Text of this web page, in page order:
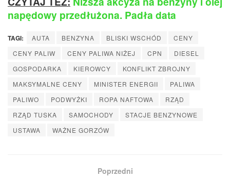
napędowy przedłużona. Padła data
TAGI: AUTA BENZYNA BLISKI WSCHÓD
CENY
CENY PALIW
CENY PALIWA NIŻEJ CPN
DIESEL
GOSPODARKA
KIEROWCY
KONFLIKT ZBROJNY
MAKSYMALNE CENY
MINISTER ENERGII
PALIWA
PALIWO
PODWYŻKI ROPA NAFTOWA
RZĄD
RZĄD TUSKA
SAMOCHODY
STACJE BENZYNOWE
USTAWA
WAŻNE GORZÓW
Poprzedni